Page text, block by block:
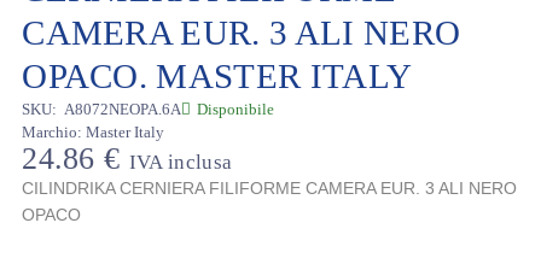
CAMERA EUR. 3 ALI NERO
OPACO. MASTER ITALY
SKU: A8072NEOPA.6A
Marchio: Master Italy
Disponibile
24.86€ IVA inclusa
CILINDRIKA CERNIERA FILIFORME CAMERA EUR. 3 ALI NERO
OPACO